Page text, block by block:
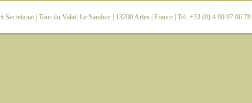
Secretariat| Tour du Valat, Le Sambuc | 13200 Arles | France | Tel: +33 (0) 4 90 97 06 78 |